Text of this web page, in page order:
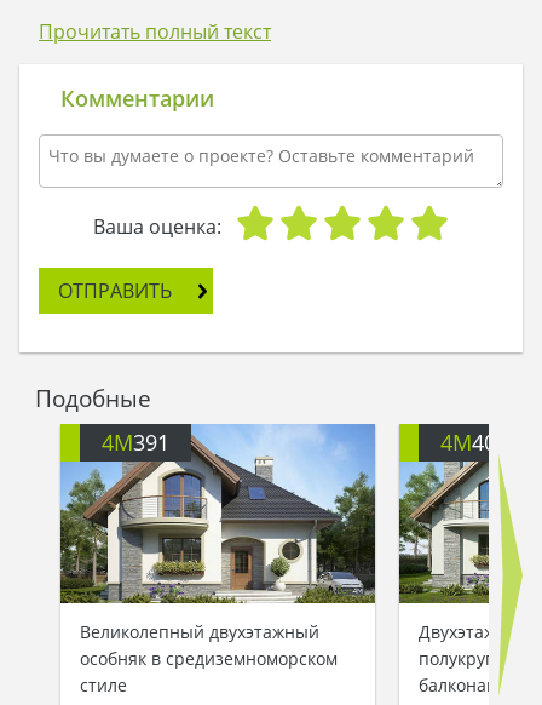
необычный дом: в его крыше были сделаны…
которые так любило заходить Солнце по утрам.
Туча остановилась и принялась рассматривать
сию красоту: оказывается, удивительными были
не только окна, но и фасад дома, крыльцо и
трубы на крыше. Туча вязла и улыбнулась. Ей не
захотелось портить дождем такой сказочный
лета.
Самые прекрасные чувства взыграли в Туче и
- Как прекрасен человеческий мир, какой
красивый дом построили люди!
Даже Солнце удивилось: прежде оно не видело
тучу азартной и веселой. В тот самый день
отъявленная капризуля и плакса Туча
превратилась в игривую барышню, которая
устраивала целый спектакль теней на светлых
стенах дома. Солнце больше не боялось ее, и
каждый день все лето напролет они играли
вокруг дома в «свет-тень», делая его еще краше
и забавнее…
Прочитать полный текст
Комментарии
Ваша оценка:
ОТПРАВИТЬ
Подобные
4M391
Великолепный двухэтажный
особняк в средиземноморском
стиле
4M401
Двухэтажный
балконами